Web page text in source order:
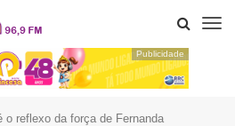
Publicidade
o reflexo da força de Fernanda